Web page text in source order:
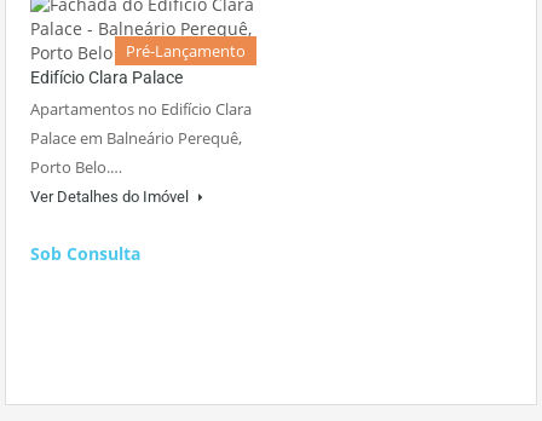
Pré-Lançamento
Edifício Clara Palace
Apartamentos no Edifício Clara
Palace em Balneário Perequê,
Porto Belo.…
Ver Detalhes do Imóvel
Sob Consulta